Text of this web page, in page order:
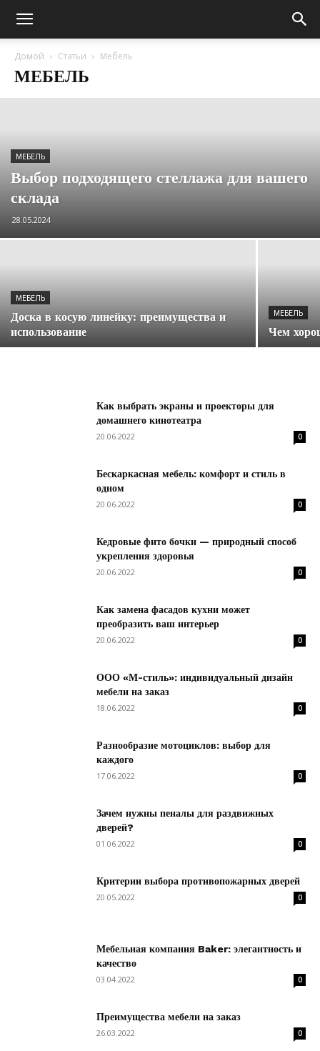
Домой Статьи Мебель
МЕБЕЛЬ
МЕБЕЛЬ
Выбор подходящего стеллажа для вашего
склада
28.05.2024
МЕБЕЛЬ
Доска в косую линейку: преимущества и
использование
МЕБЕЛЬ
Чем
Как выбрать экраны и проекторы для
домашнего кинотеатра
20.06.2022 0
Бескаркасная мебель: комфорт и стиль в
одном
20.06.2022 0
Кедровые фито бочки — природный способ
укрепления здоровья
20.06.2022 0
Как замена фасадов кухни может
преобразить ваш интерьер
20.06.2022 0
ООО «М-стиль»: индивидуальный дизайн
мебели на заказ
18.06.2022 0
Разнообразие мотоциклов: выбор для
каждого
17.06.2022 0
Зачем нужны пеналы для раздвижных
дверей?
01.06.2022 0
Критерии выбора противопожарных дверей
20.05.2022 0
Мебельная компания Baker: элегантность и
качество
03.04.2022 0
Преимущества мебели на заказ
26.03.2022 0